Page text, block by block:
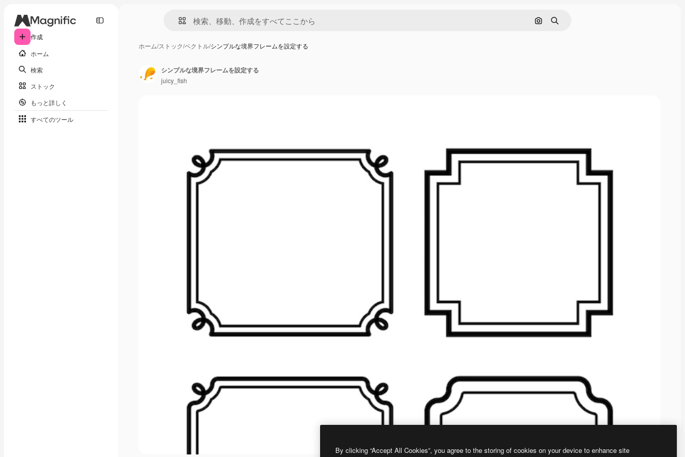
作成
ホーム
検索
ストック
もっと詳しく
すべてのツール
画像で検索
検索
ホーム/ストック/ベクトル/シンプルな境界フレームを設定する
シンプルな境界フレームを設定する
juicy_fish
By clicking “Accept All Cookies”, you agree to the storing of cookies on your device to enhance site